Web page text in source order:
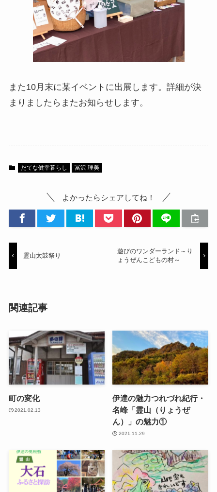
また10月末に某イベントに出展します。詳細が決
まりましたらまたお知らせします。
だてな健幸暮らし 冨沢 理美
よかったらシェアしてね！
霊山太鼓祭り
遊びのワンダーランド～り
ょうぜんこどもの村～
関連記事
町の変化
2021.02.13
伊達の魅力つれづれ紀行・
名峰「霊山（りょうぜ
ん）」の魅力①
2021.11.29